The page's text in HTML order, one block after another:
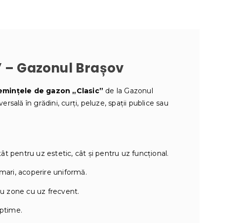
– Gazonul Brașov
de gazon „Clasic” de la Gazonul
în grădini, curți, peluze, spaţii publice sau
pentru uz estetic, cât şi pentru uz funcţional.
acoperire uniformă.
zone cu uz frecvent.